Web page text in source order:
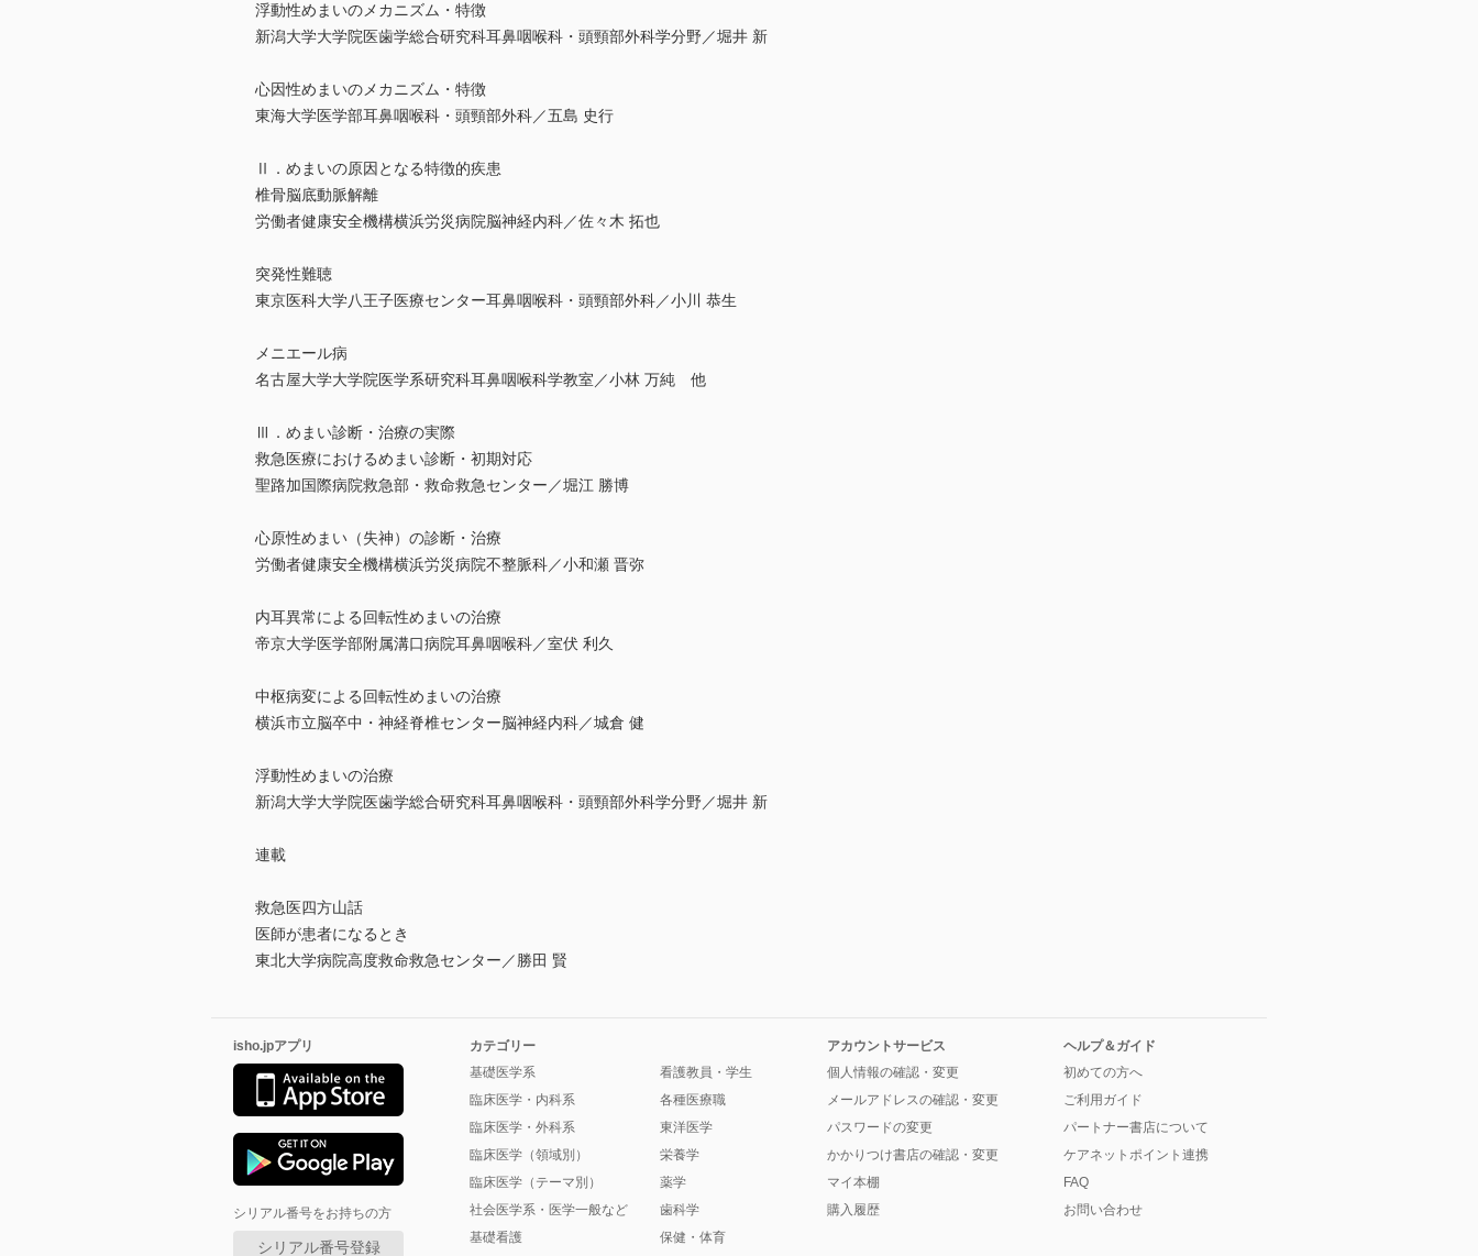
浮動性めまいのメカニズム・特徴
新潟大学大学院医歯学総合研究科耳鼻咽喉科・頭頸部外科学分野／堀井 新
心因性めまいのメカニズム・特徴
東海大学医学部耳鼻咽喉科・頭頸部外科／五島 史行
Ⅱ．めまいの原因となる特徴的疾患
椎骨脳底動脈解離
労働者健康安全機構横浜労災病院脳神経内科／佐々木 拓也
突発性難聴
東京医科大学八王子医療センター耳鼻咽喉科・頭頸部外科／小川 恭生
メニエール病
名古屋大学大学院医学系研究科耳鼻咽喉科学教室／小林 万純 他
Ⅲ．めまい診断・治療の実際
救急医療におけるめまい診断・初期対応
聖路加国際病院救急部・救命救急センター／堀江 勝博
心原性めまい（失神）の診断・治療
労働者健康安全機構横浜労災病院不整脈科／小和瀬 晋弥
内耳異常による回転性めまいの治療
帝京大学医学部附属溝口病院耳鼻咽喉科／室伏 利久
中枢病変による回転性めまいの治療
横浜市立脳卒中・神経脊椎センター脳神経内科／城倉 健
浮動性めまいの治療
新潟大学大学院医歯学総合研究科耳鼻咽喉科・頭頸部外科学分野／堀井 新
連載
救急医四方山話
医師が患者になるとき
東北大学病院高度救命救急センター／勝田 賢
isho.jpアプリ
シリアル番号をお持ちの方
シリアル番号登録
カテゴリー
基礎医学系
臨床医学・内科系
臨床医学・外科系
臨床医学（領域別）
臨床医学（テーマ別）
社会医学系・医学一般など
基礎看護
看護教員・学生
各種医療職
東洋医学
栄養学
薬学
歯科学
保健・体育
アカウントサービス
個人情報の確認・変更
メールアドレスの確認・変更
パスワードの変更
かかりつけ書店の確認・変更
マイ本棚
購入履歴
ヘルプ＆ガイド
初めての方へ
ご利用ガイド
パートナー書店について
ケアネットポイント連携
FAQ
お問い合わせ